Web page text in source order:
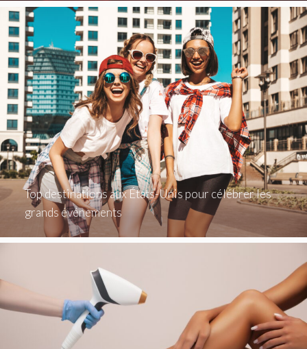
Top destinations aux États-Unis pour célébrer les
grands événements